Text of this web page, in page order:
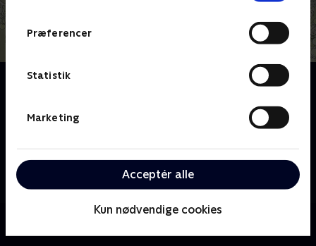
Præferencer
Statistik
Marketing
Acceptér alle
Kun nødvendige cookies
Om Tre sultne mænd
Sakarya og Simon Jul, tager på en kulinarisk rejse til
deres ophav for at vise hinanden alt det, de holder af
dem er den altoverskyggende kærlighed til mad, og
at den har været med til at forme dem til de mænd,